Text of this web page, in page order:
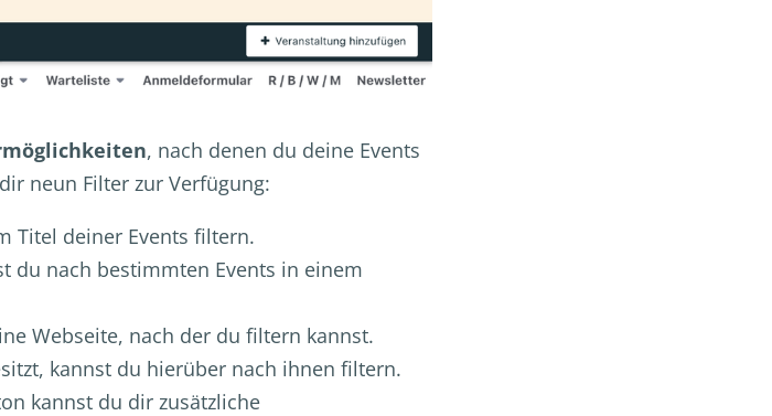
, nach denen du deine Events
neun Filter zur Verfügung:
Titel deiner Events filtern.
du nach bestimmten Events in einem
Webseite, nach der du filtern kannst.
kannst du hierüber nach ihnen filtern.
kannst du dir zusätzliche